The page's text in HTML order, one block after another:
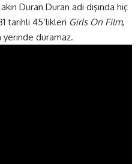
Duran Duran adı dışında hiç
tarihli 45’likleri Girls On Film,
yerinde duramaz.